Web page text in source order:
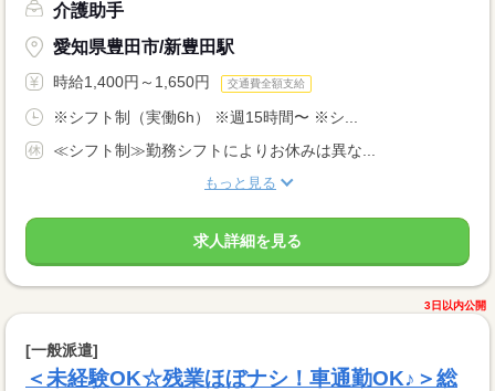
介護助手
愛知県豊田市/新豊田駅
時給1,400円～1,650円 交通費全額支給
※シフト制（実働6h） ※週15時間〜 ※シ...
≪シフト制≫勤務シフトによりお休みは異な...
もっと見る
求人詳細を見る
3日以内公開
[一般派遣]
＜未経験OK☆残業ほぼナシ！車通勤OK♪＞総